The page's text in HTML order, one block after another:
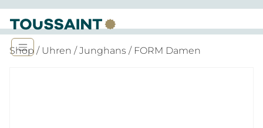
Shop / Uhren /Junghans / FORM Damen